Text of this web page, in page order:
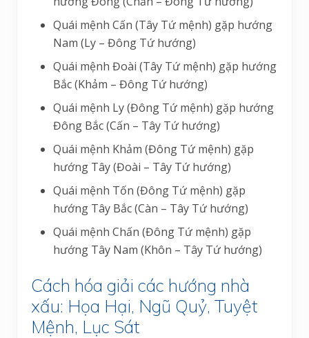
Quái mệnh Cấn (Tây Tứ mệnh) gặp hướng
Nam (Ly – Đông Tứ hướng)
Quái mệnh Đoài (Tây Tứ mệnh) gặp hướng
Bắc (Khảm – Đông Tứ hướng)
Quái mệnh Ly (Đông Tứ mệnh) gặp hướng
Đông Bắc (Cấn – Tây Tứ hướng)
Quái mệnh Khảm (Đông Tứ mệnh) gặp
hướng Tây (Đoài – Tây Tứ hướng)
Quái mệnh Tốn (Đông Tứ mệnh) gặp
hướng Tây Bắc (Càn – Tây Tứ hướng)
Quái mệnh Chấn (Đông Tứ mệnh) gặp
hướng Tây Nam (Khôn – Tây Tứ hướng)
Cách hóa giải các hướng nhà
xấu: Họa Hại, Ngũ Quỷ, Tuyệt
Mệnh, Lục Sát